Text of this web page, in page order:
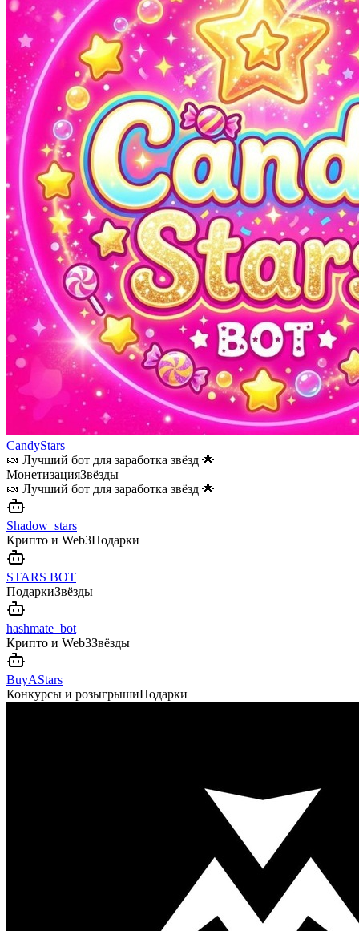
CandyStars
🍬 Лучший бот для заработка звёзд 🌟
МонетизацияЗвёзды
🍬 Лучший бот для заработка звёзд 🌟
Shadow_stars
Крипто и Web3Подарки
STARS BOT
ПодаркиЗвёзды
hashmate_bot
Крипто и Web3Звёзды
BuyAStars
Конкурсы и розыгрышиПодарки